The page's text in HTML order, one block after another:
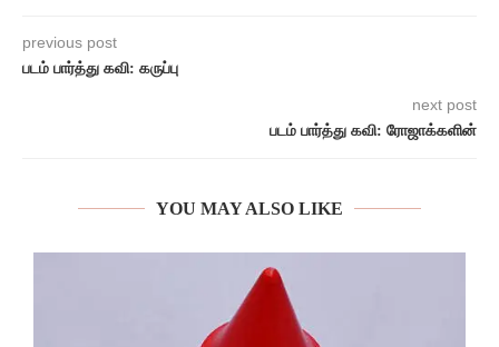
previous post
படம் பார்த்து கவி: கருப்பு
next post
படம் பார்த்து கவி: ரோஜாக்களின்
YOU MAY ALSO LIKE